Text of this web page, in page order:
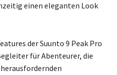
einen eleganten Look
der Suunto 9 Peak Pro
für Abenteurer, die